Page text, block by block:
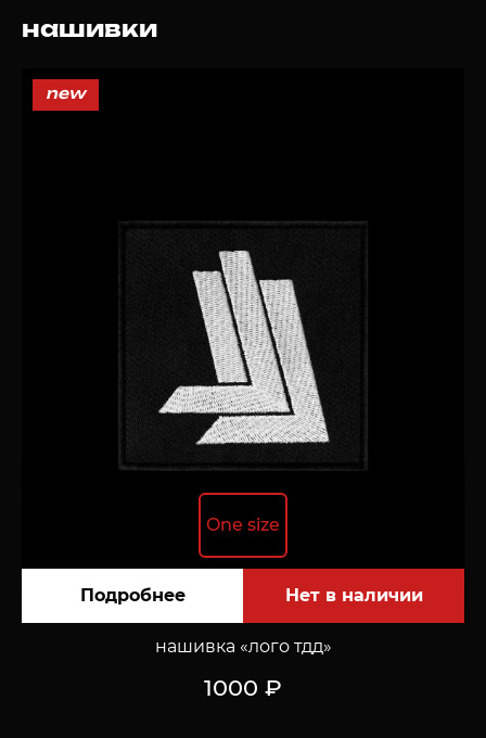
нашивки
One size
Подробнее
нашивка «лого тдд»
1000 ₽